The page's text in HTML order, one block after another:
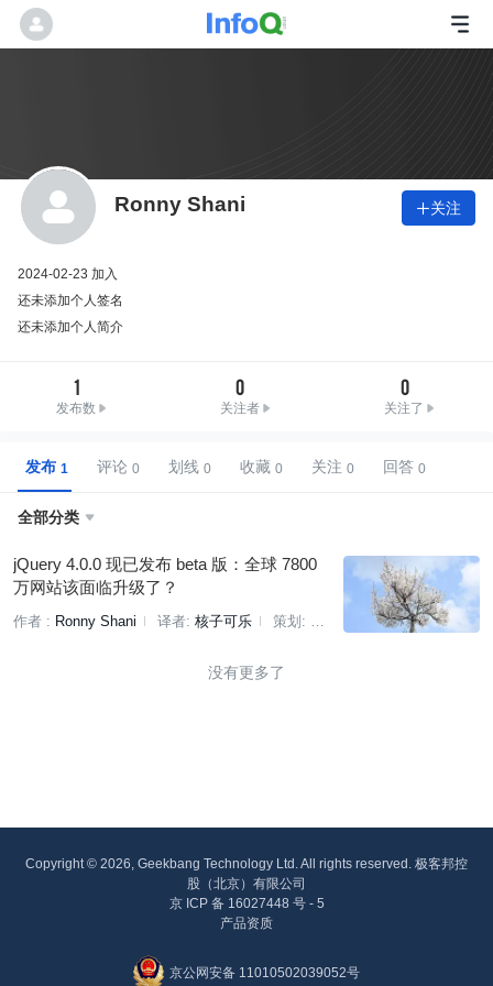
Ronny Shani 关注
2024-02-23 加入
还未添加个人签名
还未添加个人简介
1
发布数
0
关注者
0
关注了
发布 评论 划线 收藏 关注 回答
全部分类 
jQuery 4.0.0 现已发布 beta 版：全球 7800
万网站该面临升级了？
作者 : Ronny Shani 译者: 核子可乐
策划:
没有更多了
Copyright © 2026, Geekbang Technology Ltd. All rights reserved. 极客邦控
股（北京）有限公司
京 ICP 备 16027448 号 - 5
产品资质
京公网安备 11010502039052号